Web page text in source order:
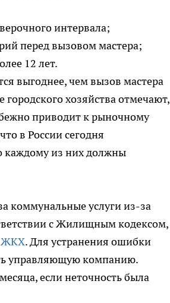
интервала;
перед вызовом мастера;
12 лет.
выгоднее, чем вызов мастера
хозяйства отмечают,
приводит к рыночному
в России сегодня
каждому из них должны
коммунальные услуги из-за
с Жилищным кодексом,
ЖКХ. Для устранения ошибки
управляющую компанию.
если неточность была